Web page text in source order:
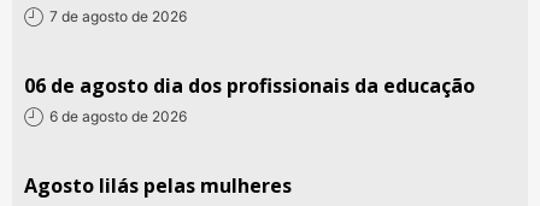
7 de agosto de 2026
06 de agosto dia dos profissionais da educação
6 de agosto de 2026
Agosto lilás pelas mulheres